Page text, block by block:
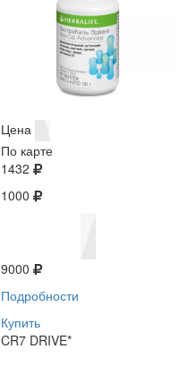
Цена
По карте
1432
1000
9000
Подробности
Купить
CR7 DRIVE*